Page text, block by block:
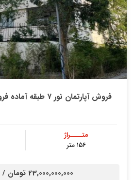
فروش آپارتمان نور ۷ طبقه آماده فروش سندشش دانگ
متــــراژ
۱۵۶ متر
23,000,000,000 تومان /